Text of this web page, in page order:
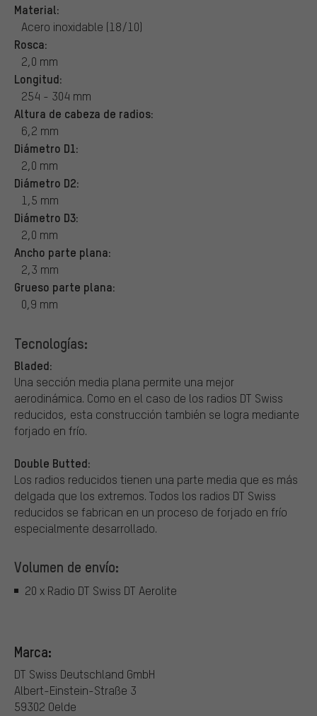
Material:
Acero inoxidable (18/10)
Rosca:
2,0 mm
Longitud:
254 - 304 mm
Altura de cabeza de radios:
6,2 mm
Diámetro D1:
2,0 mm
Diámetro D2:
1,5 mm
Diámetro D3:
2,0 mm
Ancho parte plana:
2,3 mm
Grueso parte plana:
0,9 mm
Tecnologías:
Bladed:
Una sección media plana permite una mejor
aerodinámica. Como en el caso de los radios DT Swiss
reducidos, esta construcción también se logra mediante
forjado en frío.
Double Butted:
Los radios reducidos tienen una parte media que es más
delgada que los extremos. Todos los radios DT Swiss
reducidos se fabrican en un proceso de forjado en frío
especialmente desarrollado.
Volumen de envío:
20 x Radio DT Swiss DT Aerolite
Marca:
DT Swiss Deutschland GmbH
Albert-Einstein-Straße 3
59302 Oelde